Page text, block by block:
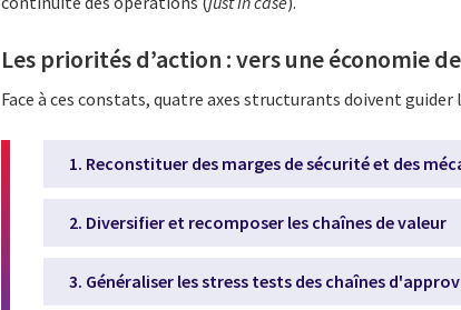
Les priorités d’action : vers une économie
Face à ces constats, quatre axes structurants doivent guider
1. Reconstituer des marges de sécurité et des
2. Diversifier et recomposer les chaînes de valeur
3. Généraliser les stress tests des chaînes